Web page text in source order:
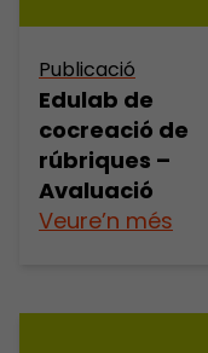
Publicació
Edulab de
cocreació de
rúbriques –
Avaluació
Veure’n més